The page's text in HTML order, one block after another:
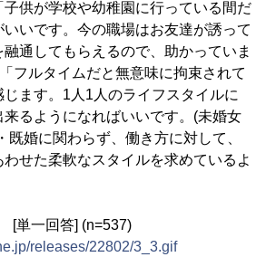
供が学校や幼稚園に行っている間だ
いです。今の職場はお友達が誘って
融通してもらえるので、助かっていま
フルタイムだと無意味に拘束されて
ます。1人1人のライフスタイルに
るようになればいいです。(未婚女
既婚に関わらず、働き方に対して、
せた柔軟なスタイルを求めているよ
[単一回答] (n=537)
releases/22802/3_3.gif